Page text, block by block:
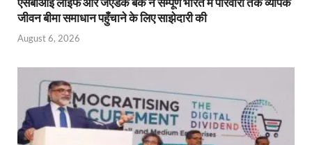
जीवन बीमा समाधान पहुँचाने के लिए साझेदारी की
August 6, 2026